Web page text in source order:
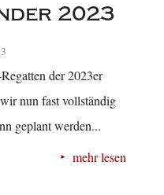
2023
der 2023er
nun fast vollständig
geplant werden...
mehr lesen